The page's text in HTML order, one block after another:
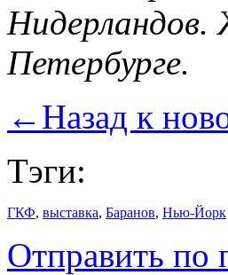
Петербурге.
← Назад к
Тэги:
ГКФ, выставка, Баранов, Нью-Йорк
Отправить по